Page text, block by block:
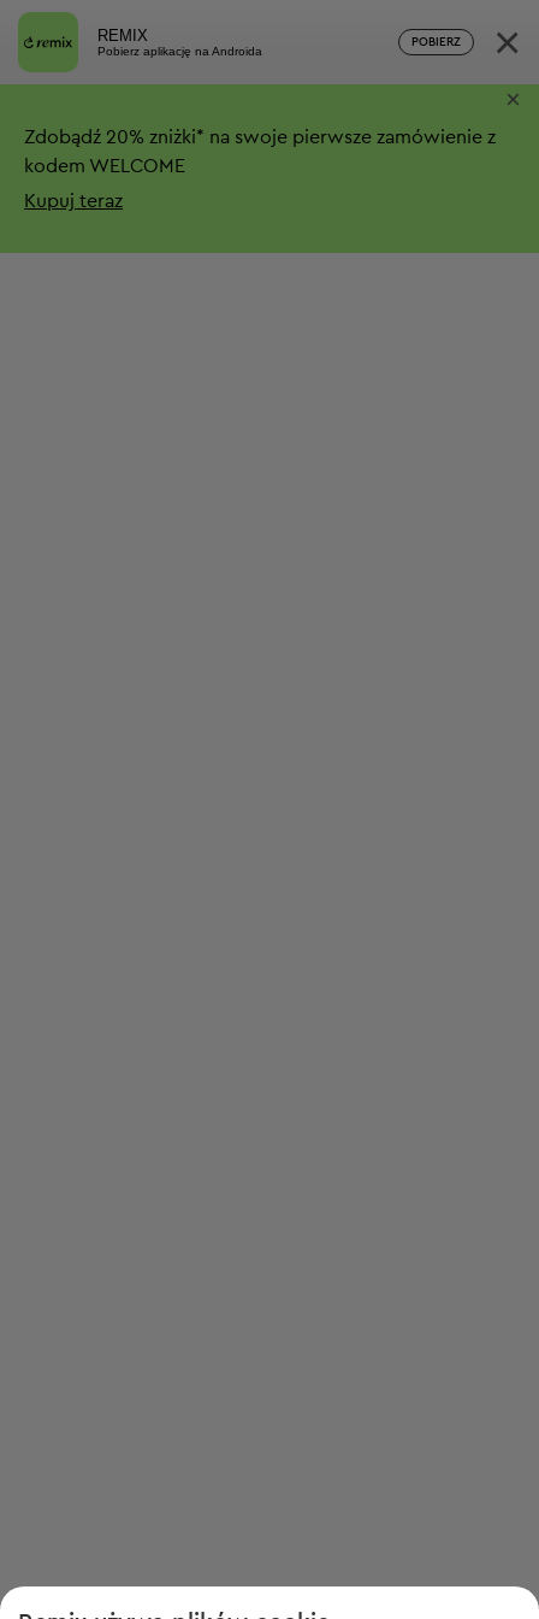
REMIX
Pobierz aplikację na Androida
POBIERZ ×
Zdobądź 20% zniżki* na swoje pierwsze zamówienie z
kodem WELCOME
Kupuj teraz
×